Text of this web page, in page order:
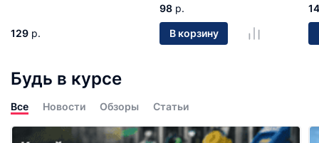
129 р.
98 р.
В корзину
14
Будь в курсе
Все Новости Обзоры Статьи